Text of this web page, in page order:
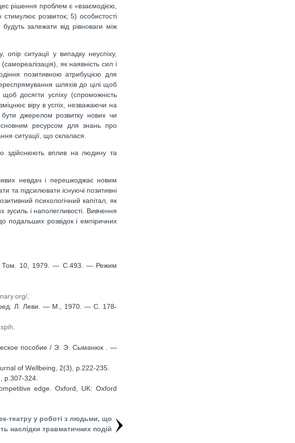
рішення проблем є «взаємодією,
розвиток; 5) особистості
залежати від рівноваги між
опір ситуації у випадку неуспіху,
як наявність сил і
позитивною атрибуцією для
шляхів до цілі щоб
досягти успіху (спроможність
віру в успіх, незважаючи на
бути джерелом розвитку нових чи
ресурсом для знань про
ситуації, що склалася.
здійснюють вплив на людину та
невдач і перешкоджає новим
та підсилювати існуючі позитивні
психологічний капітал, як
зусиль і наполегливості. Вивчення
подальших розвідок і емпіричних
— Том. 10, 1979. — С.493. — Режим
ред. Л. Леви. — М., 1970. — С. 178-
пособие / Э. Э. Сыманюк . —
of Wellbeing, 2(3), р.222-235.
р.307-324.
edge. Oxford, UK: Oxford
театру у роботі з людьми, що
наслідки травматичних подій